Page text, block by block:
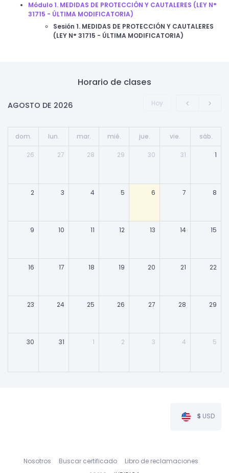
Módulo 1. MEDIDAS DE PROTECCIÓN Y CAUTALERES (LEY N°
31715 - ÚLTIMA MODIFICATORIA)
Sesión 1. MEDIDAS DE PROTECCIÓN Y CAUTALERES
(LEY N° 31715 - ÚLTIMA MODIFICATORIA)
Horario de clases
AGOSTO DE 2026 Hoy
dom. lun. mar. mié. jue. vie. sáb.
26 27 28 29 30 31 1
2 3 4 5 6 7 8
9 10 11 12 13 14 15
16 17 18 19 20 21 22
23 24 25 26 27 28 29
30 31 1 2 3 4 5
$ USD
Nosotros Buscar certificado Libro de reclamaciones